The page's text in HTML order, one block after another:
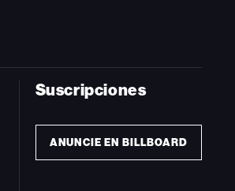
Suscripciones
ANUNCIE EN BILLBOARD